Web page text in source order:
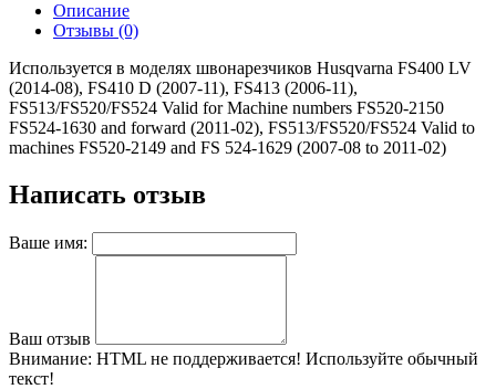
Описание
Отзывы (0)
Используется в моделях швонарезчиков Husqvarna FS400 LV
(2014-08), FS410 D (2007-11), FS413 (2006-11),
FS513/FS520/FS524 Valid for Machine numbers FS520-2150
FS524-1630 and forward (2011-02), FS513/FS520/FS524 Valid to
machines FS520-2149 and FS 524-1629 (2007-08 to 2011-02)
Написать отзыв
Ваше имя:
Ваш отзыв
Внимание: HTML не поддерживается! Используйте обычный
текст!